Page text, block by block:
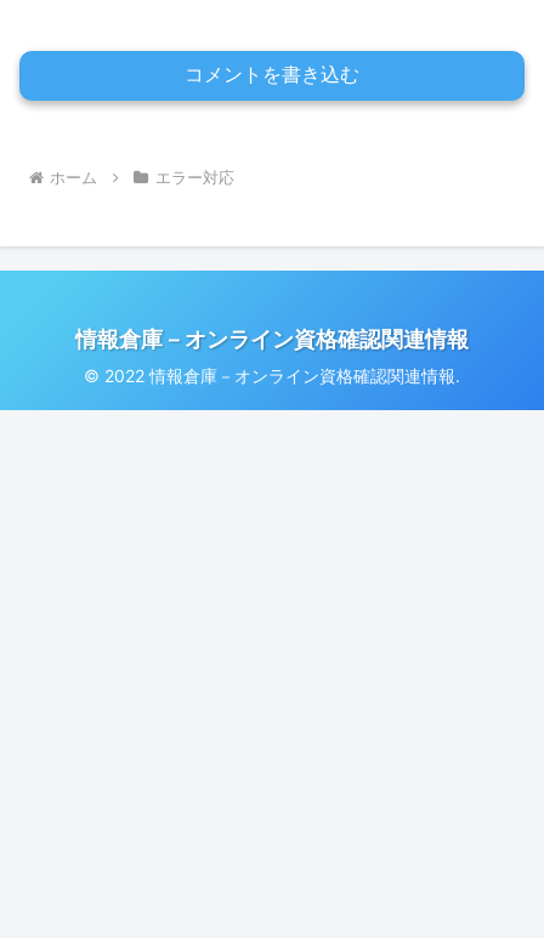
コメントを書き込む
ホーム エラー対応
情報倉庫－オンライン資格確認関連情報
© 2022 情報倉庫－オンライン資格確認関連情報.